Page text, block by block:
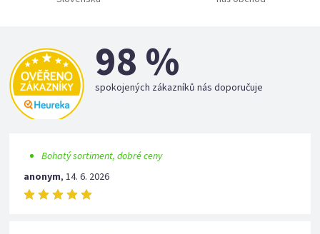
98 %
spokojených zákazníků nás doporučuje
Bohatý sortiment, dobré ceny
anonym,14. 6. 2026